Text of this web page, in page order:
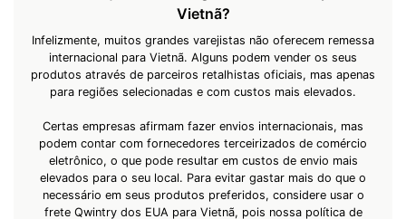
Vietnã?
Infelizmente, muitos grandes varejistas não oferecem remessa
internacional para Vietnã. Alguns podem vender os seus
produtos através de parceiros retalhistas oficiais, mas apenas
para regiões selecionadas e com custos mais elevados.
Certas empresas afirmam fazer envios internacionais, mas
podem contar com fornecedores terceirizados de comércio
eletrônico, o que pode resultar em custos de envio mais
elevados para o seu local. Para evitar gastar mais do que o
necessário em seus produtos preferidos, considere usar o
frete Qwintry dos EUA para Vietnã, pois nossa política de